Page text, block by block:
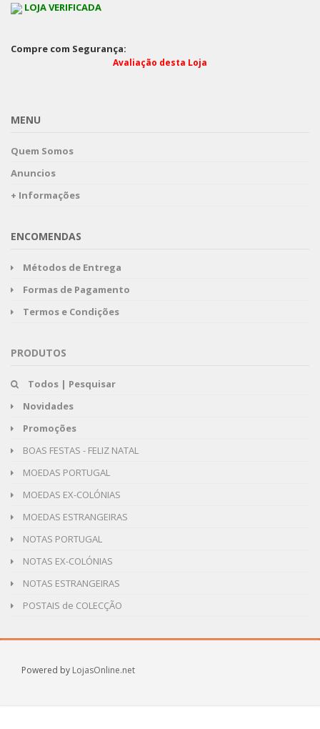
LOJA VERIFICADA
Compre com Segurança:
Avaliação desta Loja
MENU
Quem Somos
Anuncios
+ Informações
ENCOMENDAS
Métodos de Entrega
Formas de Pagamento
Termos e Condições
PRODUTOS
Todos | Pesquisar
Novidades
Promoções
BOAS FESTAS - FELIZ NATAL
MOEDAS PORTUGAL
MOEDAS EX-COLÓNIAS
MOEDAS ESTRANGEIRAS
NOTAS PORTUGAL
NOTAS EX-COLÓNIAS
NOTAS ESTRANGEIRAS
POSTAIS de COLECÇÃO
Powered by LojasOnline.net